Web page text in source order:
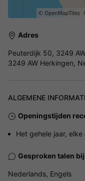
Adres
Peuterdijk 50, 3249
3249 AW Herkingen,
ALGEMENE
Openingstijden
Het gehele jaar,
Gesproken talen
Nederlands, Engels